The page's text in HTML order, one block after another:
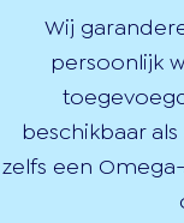
Wij
persoonlijk
beschikbaar
zelfs een